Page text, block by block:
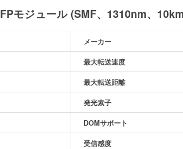
モジュール (SMF、1310nm、
メーカー
最大転送速度
最大転送距離
発光素子
DOMサポート
受信感度